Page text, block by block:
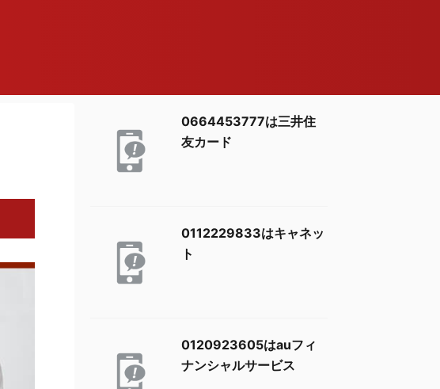
0664453777は三井住
友カード
0112229833はキャネッ
ト
0120923605はauフィ
ナンシャルサービス